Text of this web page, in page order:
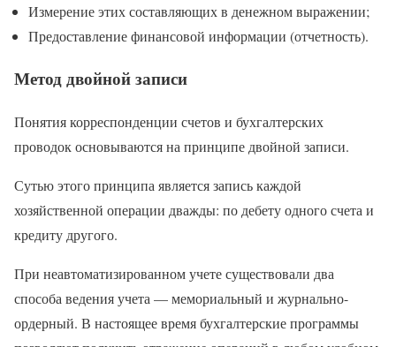
Измерение этих составляющих в денежном выражении;
Предоставление финансовой информации (отчетность).
Метод двойной записи
Понятия корреспонденции счетов и бухгалтерских
проводок основываются на принципе двойной записи.
Сутью этого принципа является запись каждой
хозяйственной операции дважды: по дебету одного счета и
кредиту другого.
При неавтоматизированном учете существовали два
способа ведения учета — мемориальный и журнально-
ордерный. В настоящее время бухгалтерские программы